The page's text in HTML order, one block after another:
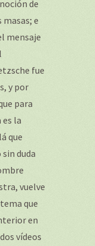
de
e
mensaje
fue
y por
para
la
que
duda
vuelve
que
en
vídeos